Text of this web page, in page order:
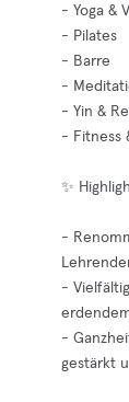
- Yoga &
- Pilates
- Barre
-
- Yin &
- Fitness
✨
-
-
-
gestärkt